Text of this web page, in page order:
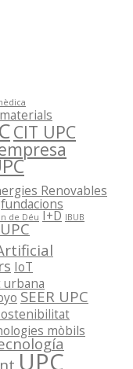
CIT UPC
Renovables
fundacions
de Déu I+D IBUB
IoT
SEER UPC
mòbils
UPC